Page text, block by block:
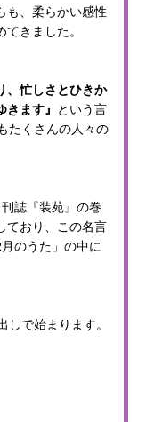
も、柔らかい感性
きました。
、忙しさとひきか
ます』 という言
たくさんの人々の
誌『装苑』の巻
ており、この名言
のうた」の中に
で始まります。